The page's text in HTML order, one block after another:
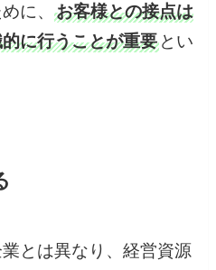
に、お客様との接点は
に行うことが重要 とい
とは異なり、経営資源